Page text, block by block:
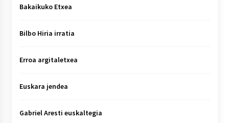
Bakaikuko Etxea
Bilbo Hiria irratia
Erroa argitaletxea
Euskara jendea
Gabriel Aresti euskaltegia